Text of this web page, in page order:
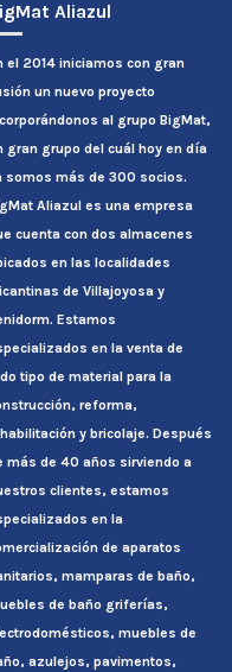
Aliazul
el 2014 iniciamos con gran
un nuevo proyecto
al grupo BigMat,
gran grupo del cuál hoy en día
somos más de 300 socios.
Aliazul es una empresa
cuenta con dos almacenes
en las localidades
de Villajoyosa y
Estamos
en la venta de
tipo de material para la
reforma,
y bricolaje. Después
más de 40 años sirviendo a
clientes, estamos
en la
de aparatos
mamparas de baño,
de baño griferías,
muebles de
azulejos, pavimentos,